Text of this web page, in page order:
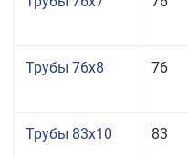
Трубы 76x8 76
Трубы 83x10 83